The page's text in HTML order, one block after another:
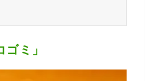
ミ」